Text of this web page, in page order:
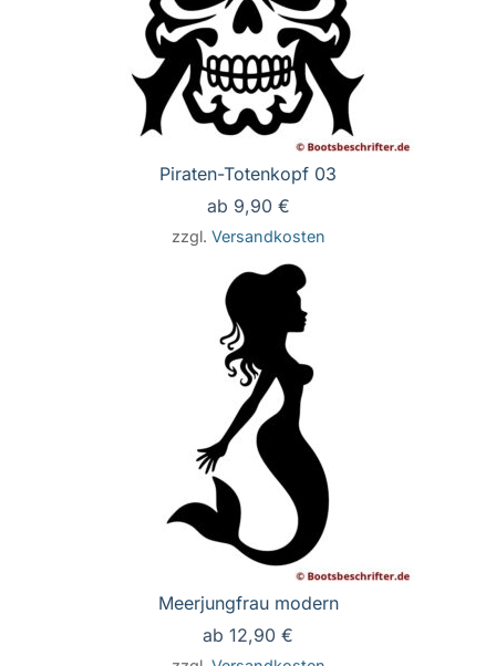
Piraten-Totenkopf 03
ab 9,90 €
zzgl. Versandkosten
Meerjungfrau modern
ab 12,90 €